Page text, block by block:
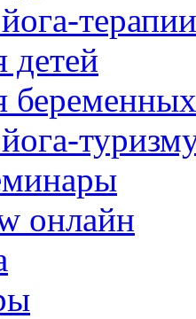
терапии
детей
беременных
онлайн